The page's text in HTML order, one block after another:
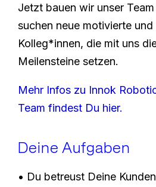
Jetzt bauen wir unser
suchen neue motivierte und
Kolleg*innen, die mit uns
Meilensteine setzen.
Mehr Infos zu Innok
Team findest Du hier.
Deine Aufgaben
• Du betreust Deine